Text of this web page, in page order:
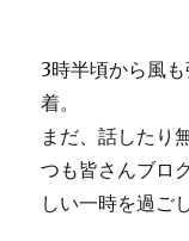
3時半頃から風
着。
まだ、話したり
つも皆さんブロ
しい一時を過ご